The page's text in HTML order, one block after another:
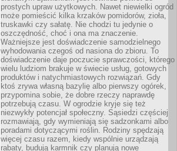
prostych upraw użytkowych. Nawet niewielki ogród
może pomieścić kilka krzaków pomidorów, zioła,
truskawki czy sałatę. Nie chodzi tu jedynie o
oszczędność, choć i ona ma znaczenie.
Ważniejsze jest doświadczenie samodzielnego
wyhodowania czegoś od nasiona do zbioru. To
doświadczenie daje poczucie sprawczości, którego
wielu ludziom brakuje w świecie usług, gotowych
produktów i natychmiastowych rozwiązań. Gdy
ktoś zrywa własną bazylię albo pierwszy ogórek,
przypomina sobie, że dobre rzeczy naprawdę
potrzebują czasu. W ogrodzie kryje się też
niezwykły potencjał społeczny. Sąsiedzi częściej
rozmawiają, gdy wymieniają się sadzonkami albo
poradami dotyczącymi roślin. Rodziny spędzają
więcej czasu razem, kiedy wspólnie urządzają
rabaty, budują karmnik czy planują nowe